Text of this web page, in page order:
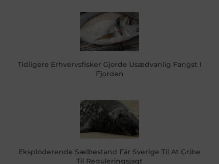
Tidligere Erhvervsfisker Gjorde Usædvanlig Fangst I
Fjorden
Eksploderende Sælbestand Får Sverige Til At Gribe
Til Reguleringsjagt